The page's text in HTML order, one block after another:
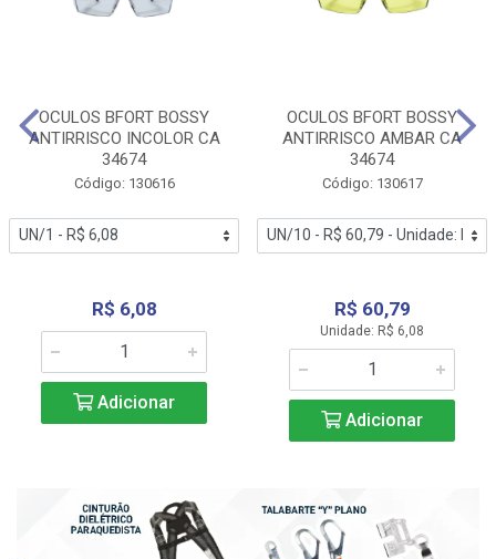
OCULOS BFORT BOSSY
ANTIRRISCO INCOLOR CA
34674
Código: 130616
R$ 6,08
Adicionar
OCULOS BFORT BOSSY
ANTIRRISCO AMBAR CA
34674
Código: 130617
R$ 60,79
Unidade: R$ 6,08
Adicionar